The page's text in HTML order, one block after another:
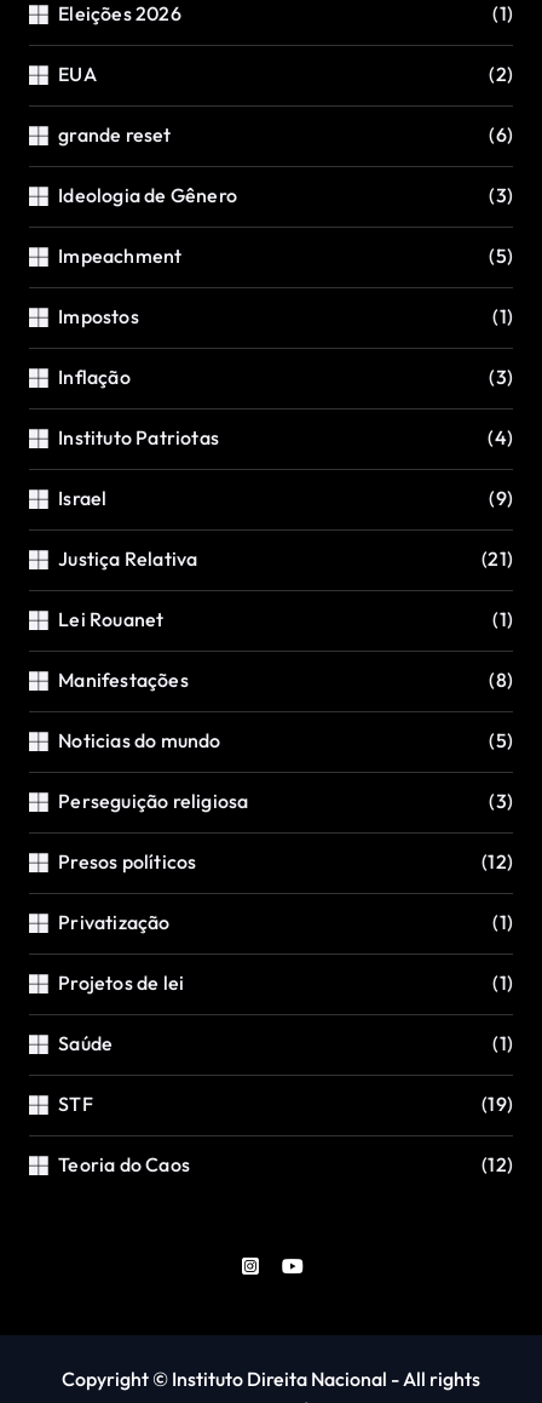
Eleições 2026 (1)
EUA (2)
grande reset (6)
Ideologia de Gênero (3)
Impeachment (5)
Impostos (1)
Inflação (3)
Instituto Patriotas (4)
Israel (9)
Justiça Relativa (21)
Lei Rouanet (1)
Manifestações (8)
Noticias do mundo (5)
Perseguição religiosa (3)
Presos políticos (12)
Privatização (1)
Projetos de lei (1)
Saúde (1)
STF (19)
Teoria do Caos (12)
Copyright © Instituto Direita Nacional - All rights